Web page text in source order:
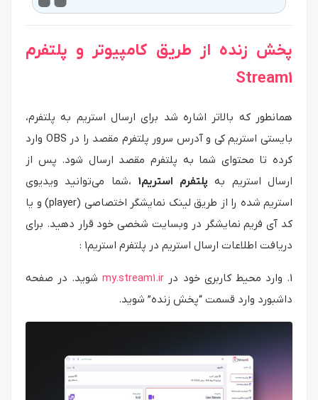
پخش زنده از طریق کامپیوتر و پلتفرم
Stream1
همانطور که بالاتر اشاره شد برای ارسال استریم به پلتفرم،
بایستی استریم کی و آدرس سرور پلتفرم مقصد را در OBS وارد
کرده تا محتوای شما به پلتفرم مقصد ارسال شود. پس از
ارسال استریم به پلتفرم استریم1
،شما می‌توانید ویدیوی
استریم شده را از طریق لینک نمایشگر اختصاصی (player) و یا
کد آی فریم نمایشگر در وبسایت شخصی خود قرار دهید. برای
دریافت اطلاعات ارسال استریم در پلتفرم استریم1 :
1. وارد محیط کاربری خود در my.stream1.irشوید. در صفحه
داشبورد وارد قسمت “پخش زنده” شوید.